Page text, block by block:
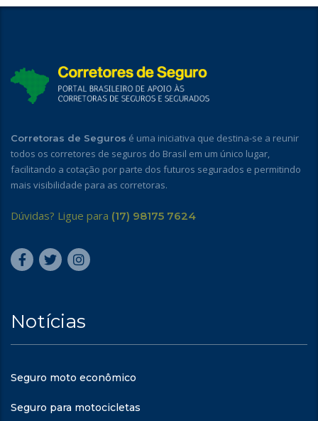
Corretoras de Seguros é uma iniciativa que destina-se a reunir
todos os corretores de seguros do Brasil em um único lugar,
facilitando a cotação por parte dos futuros segurados e permitindo
mais visibilidade para as corretoras.
Dúvidas? Ligue para (17) 98175 7624
Notícias
Seguro moto econômico
Seguro para motocicletas